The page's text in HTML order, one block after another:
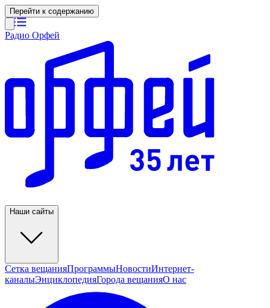
Перейти к содержанию
Радио Орфей
Наши сайты
Сетка вещанияПрограммыНовостиИнтернет-
каналыЭнциклопедияГорода вещанияО нас